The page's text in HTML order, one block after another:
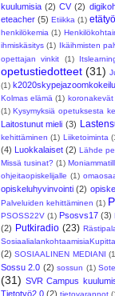
kuulumisia (2) CV (2)
eteacher (5) Etiikka (1) etätyö
henkilökemia (1)
ihmiskäsitys (1) Ikäihmisten
opettajan vinkit
(1)
opetustiedotteet (31)
(1)
Kolmas elämä (1) koronakevät
(1) Kysymyksiä opetuksesta
Laitostunut mieli (3)
kehittäminen (1) Liiketoiminta
(4) Luokkalaiset (2) Lähde
Missä tusinat? (1)
ohjeitaopiskelijalle (1)
opiskeluhyvinvointi (2)
Palveluiden kehittäminen (1)
PSOSS22V (1) Psosvs17 (3)
(2) Putkiradio (23)
(2) SOSIAALINEN MEDIANI
Sossu 2.0 (2) sossun (1)
(31) SVR Campus
Tietotyö2.0 (2) tietovarannot